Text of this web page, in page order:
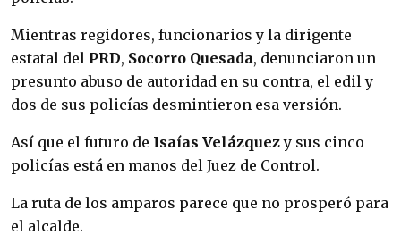
Mientras regidores, funcionarios y la dirigente
estatal del PRD, Socorro Quesada, denunciaron un
presunto abuso de autoridad en su contra, el edil y
dos de sus policías desmintieron esa versión.
Así que el futuro de Isaías Velázquezy sus cinco
policías está en manos del Juez de Control.
La ruta de los amparos parece que no prosperó para
el alcalde.